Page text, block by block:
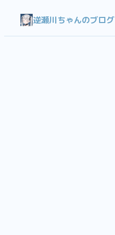
逆瀬川ちゃんのブログ